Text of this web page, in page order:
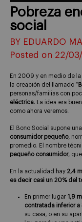
Pobreza
social
BY EDUARDO
Posted on 22/
En 2009 y en medio de la
la creación del llamado “
personas/familias con
eléctrica. La idea era
como ahora veremos.
El Bono Social supone una
consumidor pequeño,
promedio. El nombre
pequeño consumidor,
En la actualidad hay 2,4
es decir casi un 20% del
En primer lugar 1,9
contratada inferior a
su casa, o en su